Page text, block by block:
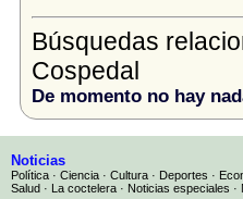
Búsquedas
Cospedal
De momento no hay
Noticias
Política · Ciencia · Cultura · Deportes ·
Salud · La coctelera · Noticias especiales ·